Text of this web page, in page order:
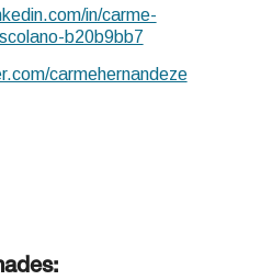
in/carme-
b20b9bb7
carmehernandeze